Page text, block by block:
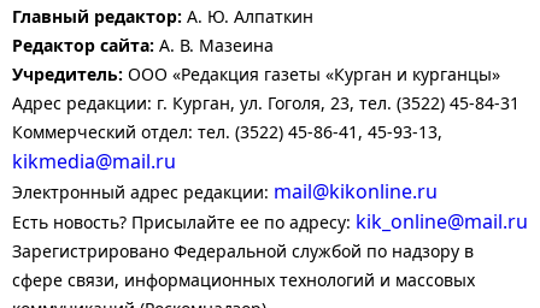
Главный редактор: А. Ю. Алпаткин
Редактор сайта: А. В. Мазеина
Учредитель: ООО «Редакция газеты «Курган и курганцы»
Адрес редакции: г. Курган, ул. Гоголя, 23, тел. (3522) 45-84-31
Коммерческий отдел: тел. (3522) 45-86-41, 45-93-13,
kikmedia@mail.ru
Электронный адрес редакции: mail@kikonline.ru
Есть новость? Присылайте ее по адресу: kik_online@mail.ru
Зарегистрировано Федеральной службой по надзору в
сфере связи, информационных технологий и массовых